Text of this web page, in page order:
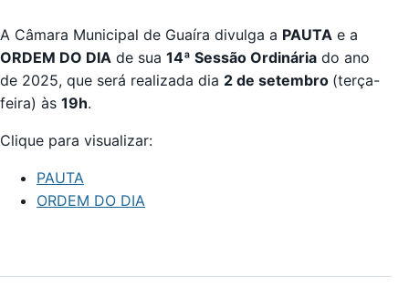
A Câmara Municipal de Guaíra divulga a PAUTA e a
ORDEM DO DIA de sua 14ª Sessão Ordinária do ano
de 2025, que será realizada dia 2 de setembro (terça-
feira) às 19h.
Clique para visualizar:
PAUTA
ORDEM DO DIA